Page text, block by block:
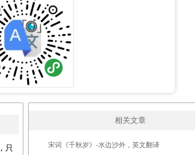
只
相关文章
宋词《千秋岁》-水边沙外，英文翻译